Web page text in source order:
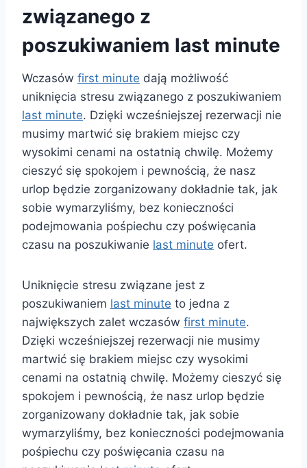
związanego z
poszukiwaniem last minute
Wczasów first minute dają możliwość
uniknięcia stresu związanego z poszukiwaniem
last minute. Dzięki wcześniejszej rezerwacji nie
musimy martwić się brakiem miejsc czy
wysokimi cenami na ostatnią chwilę. Możemy
cieszyć się spokojem i pewnością, że nasz
urlop będzie zorganizowany dokładnie tak, jak
sobie wymarzyliśmy, bez konieczności
podejmowania pośpiechu czy poświęcania
czasu na poszukiwanie last minute ofert.
Uniknięcie stresu związane jest z
poszukiwaniem last minute to jedna z
największych zalet wczasów first minute.
Dzięki wcześniejszej rezerwacji nie musimy
martwić się brakiem miejsc czy wysokimi
cenami na ostatnią chwilę. Możemy cieszyć się
spokojem i pewnością, że nasz urlop będzie
zorganizowany dokładnie tak, jak sobie
wymarzyliśmy, bez konieczności podejmowania
pośpiechu czy poświęcania czasu na